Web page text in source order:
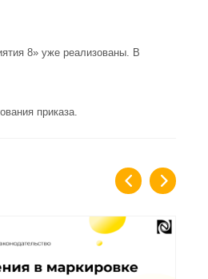
8» уже реализованы. В
приказа.